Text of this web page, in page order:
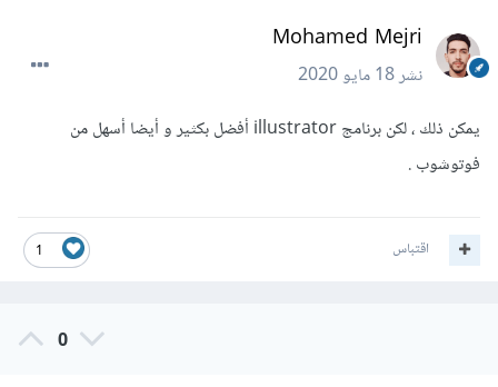
Mohamed Mejri
نشر18 مايو 2020
يمكن ذلك ، لكن برنامج illustrator أفضل بكثير و أيضا أسهل من
فوتوشوب .
1 اقتباس
0